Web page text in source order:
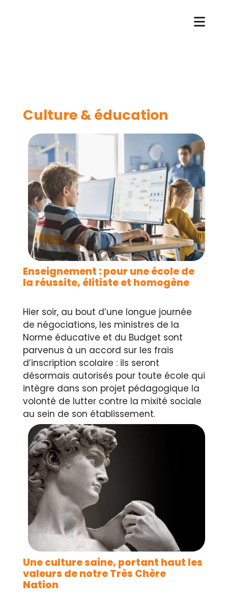
Culture & éducation
Enseignement : pour une école de
la réussite, élitiste et homogène
Hier soir, au bout d’une longue journée
de négociations, les ministres de la
Norme éducative et du Budget sont
parvenus à un accord sur les frais
d’inscription scolaire : ils seront
désormais autorisés pour toute école qui
intègre dans son projet pédagogique la
volonté de lutter contre la mixité sociale
au sein de son établissement.
Une culture saine, portant haut les
valeurs de notre Très Chère
Nation